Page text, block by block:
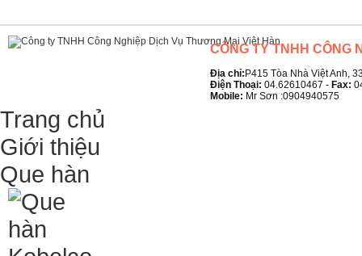
CÔNG TY TNHH CÔNG
Địa chỉ: P415 Tòa Nhà Việt Anh,
Điện Thoại: 04.62610467 - Fax:
Mobile: Mr Sơn :0904940575
Trang chủ
Giới thiệu
Que hàn